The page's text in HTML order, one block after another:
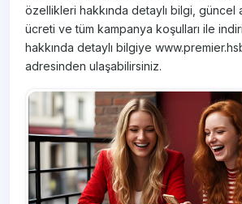
özellikleri hakkında detaylı bilgi, güncel
ücreti ve tüm kampanya koşulları ile
hakkında detaylı bilgiye
adresinden ulaşabilirsiniz.